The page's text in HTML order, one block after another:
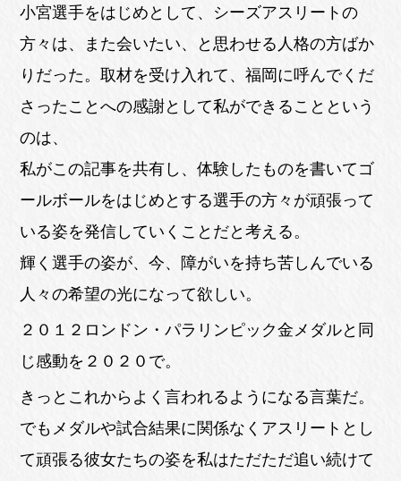
小宮選手をはじめとして、シーズアスリートの
方々は、また会いたい、と思わせる人格の方ばか
りだった。取材を受け入れて、福岡に呼んでくだ
さったことへの感謝として私ができることという
のは、
私がこの記事を共有し、体験したものを書いてゴ
ールボールをはじめとする選手の方々が頑張って
いる姿を発信していくことだと考える。
輝く選手の姿が、今、障がいを持ち苦しんでいる
人々の希望の光になって欲しい。
２０１２ロンドン・パラリンピック金メダルと同
じ感動を２０２０で。
きっとこれからよく言われるようになる言葉だ。
でもメダルや試合結果に関係なくアスリートとし
て頑張る彼女たちの姿を私はただただ追い続けて